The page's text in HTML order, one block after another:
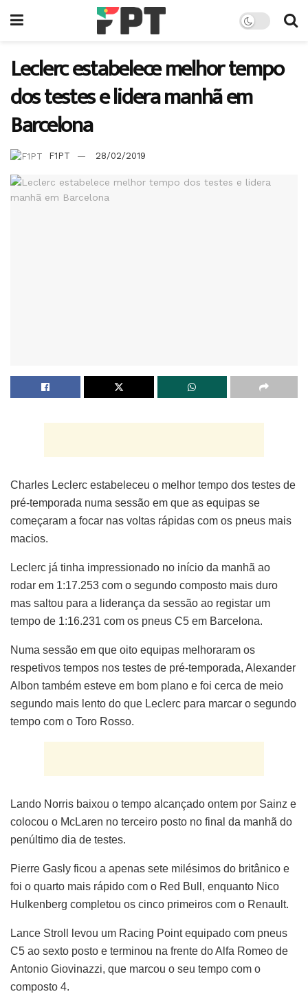
Leclerc estabelece melhor tempo
dos testes e lidera manhã em
Barcelona
F1PT 28/02/2019
Charles Leclerc estabeleceu o melhor tempo dos testes de
pré-temporada numa sessão em que as equipas se
começaram a focar nas voltas rápidas com os pneus mais
macios.
Leclerc já tinha impressionado no início da manhã ao
rodar em 1:17.253 com o segundo composto mais duro
mas saltou para a liderança da sessão ao registar um
tempo de 1:16.231 com os pneus C5 em Barcelona.
Numa sessão em que oito equipas melhoraram os
respetivos tempos nos testes de pré-temporada, Alexander
Albon também esteve em bom plano e foi cerca de meio
segundo mais lento do que Leclerc para marcar o segundo
tempo com o Toro Rosso.
Lando Norris baixou o tempo alcançado ontem por Sainz e
colocou o McLaren no terceiro posto no final da manhã do
penúltimo dia de testes.
Pierre Gasly ficou a apenas sete milésimos do britânico e
foi o quarto mais rápido com o Red Bull, enquanto Nico
Hulkenberg completou os cinco primeiros com o Renault.
Lance Stroll levou um Racing Point equipado com pneus
C5 ao sexto posto e terminou na frente do Alfa Romeo de
Antonio Giovinazzi, que marcou o seu tempo com o
composto 4.